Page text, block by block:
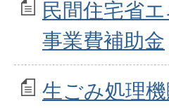
民間住宅省
事業費補助金
生ごみ処理